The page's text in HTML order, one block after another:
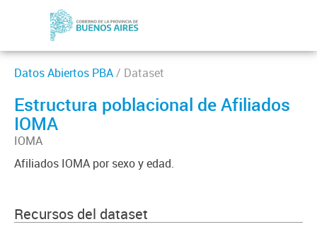
Datos Abiertos PBA/ Dataset
Estructura poblacional de Afiliados
IOMA
IOMA
Afiliados IOMA por sexo y edad.
Recursos del dataset